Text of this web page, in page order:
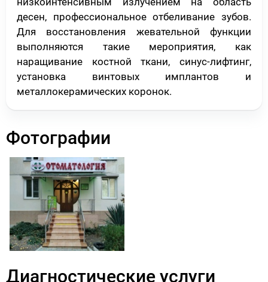
десен, профессиональное отбеливание зубов.
Для восстановления жевательной функции
выполняются такие мероприятия, как
наращивание костной ткани, синус-лифтинг,
установка винтовых имплантов и
металлокерамических коронок.
Фотографии
Диагностические услуги